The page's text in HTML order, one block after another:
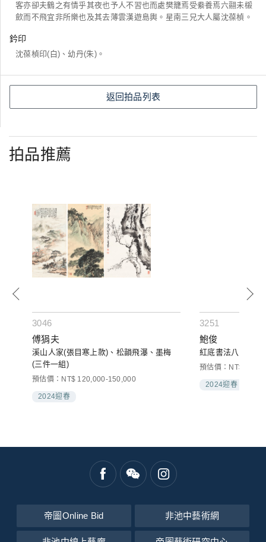
客亦卻夫鶴之有情乎其夜也予人不習也而處樊籠焉受絭養焉六翮未樧
歛而不飛宜非所樂也及其去薄雲漢遊島輿。星南三兄大人屬沈葆楨。
鈐印
沈葆楨印(白)、幼丹(朱)。
返回拍品列表
拍品推薦
3046
傅狷夫
溪山人家(張目寒上款)、松韻飛瀑、墨梅
(三件一組)
預估價：NT$ 120,000-150,000
2024迎春
3251
鮑俊
紅底書法八言聯
預估價：NT$
2024迎春
帝圖Online Bid 非池中藝術網